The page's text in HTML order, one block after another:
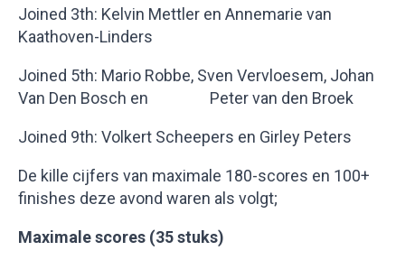
Joined 3th: Kelvin Mettler en Annemarie van
Kaathoven-Linders
Joined 5th: Mario Robbe, Sven Vervloesem, Johan
Van Den Bosch en Peter van den Broek
Joined 9th: Volkert Scheepers en Girley Peters
De kille cijfers van maximale 180-scores en 100+
finishes deze avond waren als volgt;
Maximale scores (35 stuks)